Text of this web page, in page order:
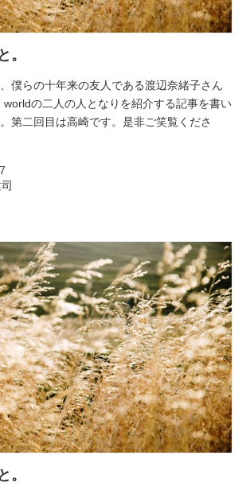
。
僕らの十年来の友人である渡辺奈緒子さん
の二人の人となりを紹介する記事を書い
第二回目は高崎です。是非ご笑覧くださ
。